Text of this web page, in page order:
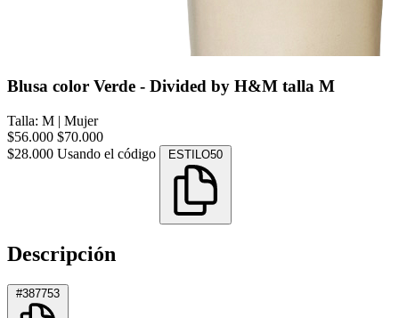
Blusa color Verde - Divided by H&M talla M
Talla: M | Mujer
$56.000 $70.000
$28.000 Usando el código ESTILO50
Descripción
#387753